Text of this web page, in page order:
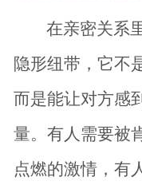
在亲密关系
隐形纽带，它不
而是能让对方感
量。有人需要被
点燃的激情，